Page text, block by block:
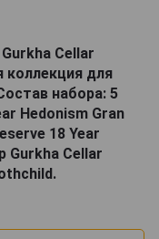
Cellar
коллекция для
набора: 5
Hedonism Gran
18 Year
Gurkha Cellar